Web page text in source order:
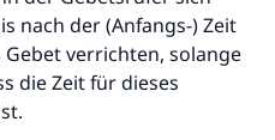
nach der (Anfangs-) Zeit
verrichten, solange
die Zeit für dieses
dazu